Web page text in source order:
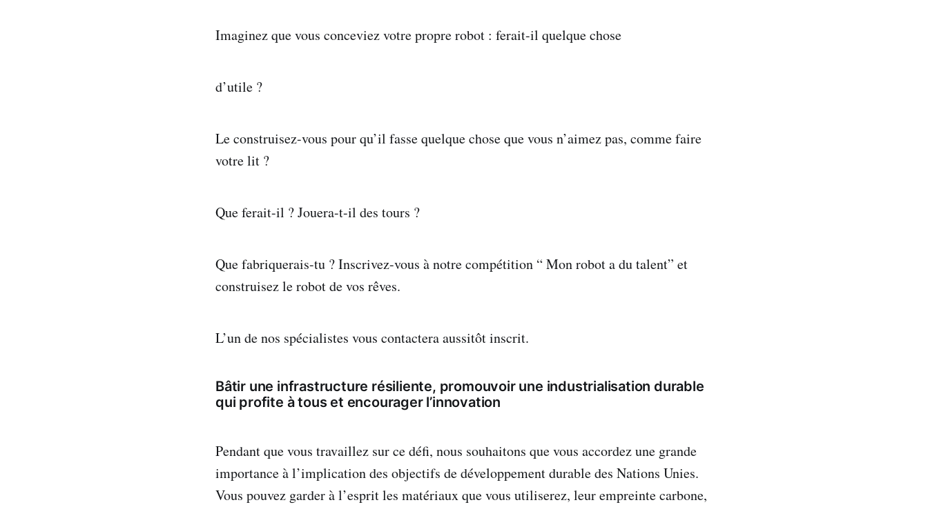
Imaginez que vous conceviez votre propre robot : ferait-il quelque chose
d’utile ?
Le construisez-vous pour qu’il fasse quelque chose que vous n’aimez pas, comme faire
votre lit ?
Que ferait-il ? Jouera-t-il des tours ?
Que fabriquerais-tu ? Inscrivez-vous à notre compétition “ Mon robot a du talent” et
construisez le robot de vos rêves.
L’un de nos spécialistes vous contactera aussitôt inscrit.
Bâtir une infrastructure résiliente, promouvoir une industrialisation durable
qui profite à tous et encourager l’innovation
Pendant que vous travaillez sur ce défi, nous souhaitons que vous accordez une grande
importance à l’implication des objectifs de développement durable des Nations Unies.
Vous pouvez garder à l’esprit les matériaux que vous utiliserez, leur empreinte carbone,